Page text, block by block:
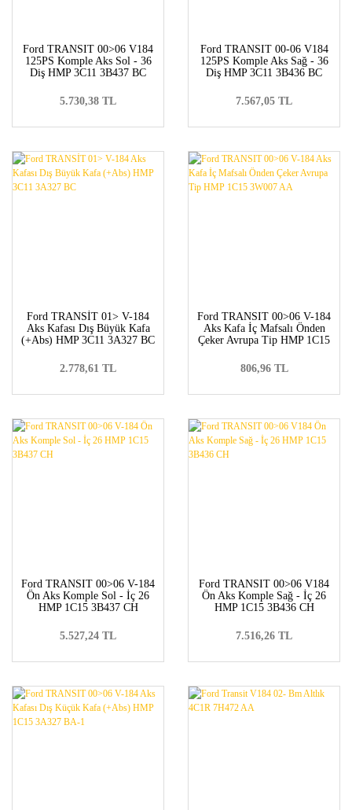
Ford TRANSIT 00>06 V184
125PS Komple Aks Sol - 36
Diş HMP 3C11 3B437 BC
5.730,38 TL
Ford TRANSIT 00-06 V184
125PS Komple Aks Sağ - 36
Diş HMP 3C11 3B436 BC
7.567,05 TL
Ford TRANSİT 01> V-184
Aks Kafası Dış Büyük Kafa
(+Abs) HMP 3C11 3A327 BC
2.778,61 TL
Ford TRANSIT 00>06 V-184
Aks Kafa İç Mafsalı Önden
Çeker Avrupa Tip HMP 1C15
806,96 TL
Ford TRANSIT 00>06 V-184
Ön Aks Komple Sol - İç 26
HMP 1C15 3B437 CH
5.527,24 TL
Ford TRANSIT 00>06 V184
Ön Aks Komple Sağ - İç 26
HMP 1C15 3B436 CH
7.516,26 TL